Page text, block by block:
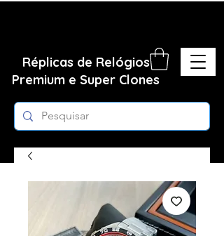
Réplicas de Relógios
Premium e Super Clones